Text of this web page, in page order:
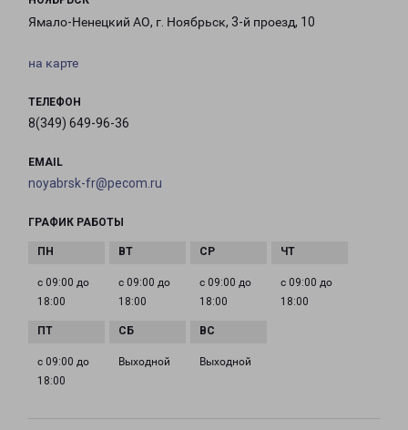
Ямало-Ненецкий АО, г. Ноябрьск, 3-й проезд, 10
на карте
ТЕЛЕФОН
8(349) 649-96-36
EMAIL
noyabrsk-fr@pecom.ru
ГРАФИК РАБОТЫ
с 09:00 до
18:00
с 09:00 до
18:00
с 09:00 до
18:00
с 09:00 до
18:00
с 09:00 до
18:00
Выходной Выходной